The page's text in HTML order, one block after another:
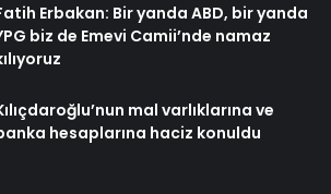
Erbakan: Bir yanda ABD, bir yanda
biz de Emevi Camii’nde namaz
mal varlıklarına ve
hesaplarına haciz konuldu